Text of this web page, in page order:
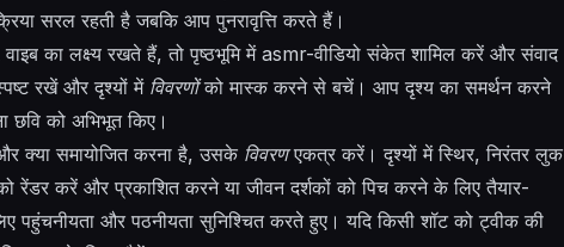
सरल रहती है जबकि आप पुनरावृत्ति करते हैं।
का लक्ष्य रखते हैं, तो पृष्ठभूमि में asmr-वीडियो संकेत शामिल करें और संवाद
रखें और दृश्यों में विवरणोंको मास्क करने से बचें। आप दृश्य का समर्थन करने
छवि को अभिभूत किए।
क्या समायोजित करना है, उसके विवरणएकत्र करें। दृश्यों में स्थिर, निरंतर लुक
रेंडर करें और प्रकाशित करने या जीवन दर्शकों को पिच करने के लिए तैयार-
पहुंचनीयता और पठनीयता सुनिश्चित करते हुए। यदि किसी शॉट को ट्वीक की